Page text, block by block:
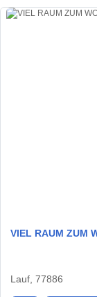
VIEL RAUM ZUM
Lauf, 77886